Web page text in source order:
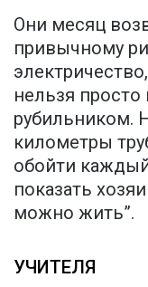
Они месяц
привычному
нельзя
рубильником.
километры
обойти
показать
можно жить”.
УЧИТЕЛЯ